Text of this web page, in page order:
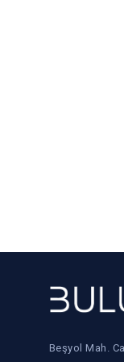
Beşyol Mah.